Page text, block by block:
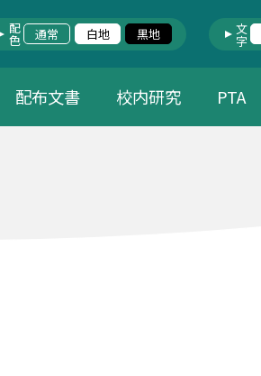
配色 通常 白地 黒地 文字
配布文書 校内研究 PTA